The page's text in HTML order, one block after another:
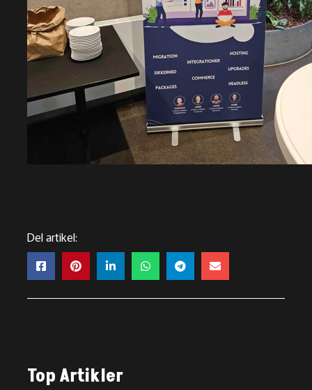
Del artikel:
Top Artikler